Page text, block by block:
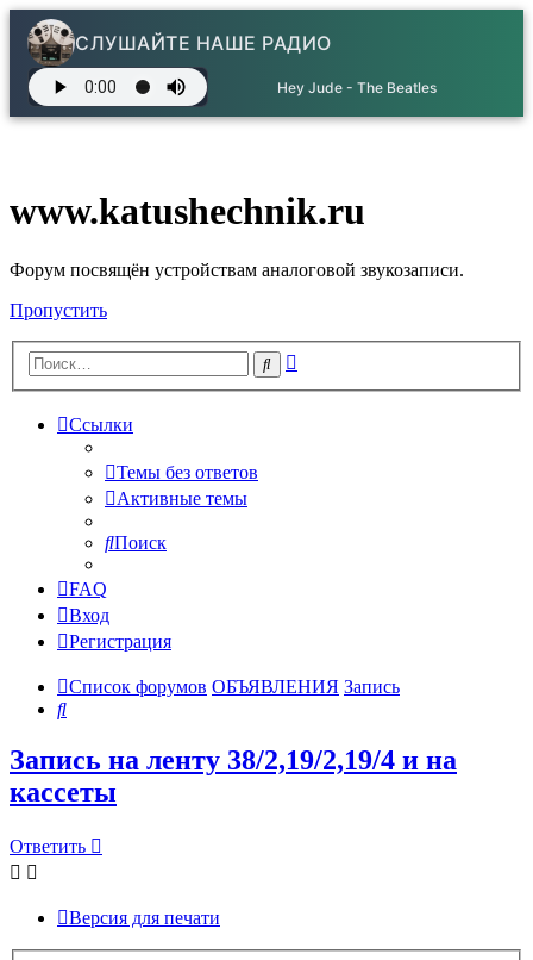
СЛУШАЙТЕ НАШЕ РАДИО
Hey Jude - The Beatles
www.katushechnik.ru
Форум посвящён устройствам аналоговой звукозаписи.
Пропустить
Поиск
Ссылки
Темы без ответов
Активные темы
Поиск
FAQ
Вход
Регистрация
Список форумов ОБЪЯВЛЕНИЯ Запись
Поиск
Запись на ленту 38/2,19/2,19/4 и на
кассеты
Ответить
Версия для печати